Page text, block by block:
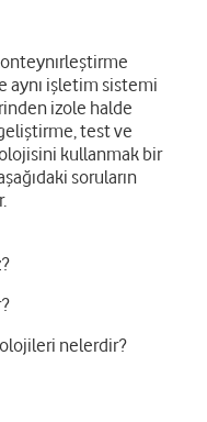
aynı işletim sistemi
izole halde
test ve
kullanmak bir
soruların
nelerdir?